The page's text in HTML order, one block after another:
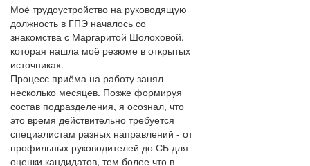
Моё трудоустройство на руководящую
должность в ГПЭ началось со
знакомства с Маргаритой Шолоховой,
которая нашла моё резюме в открытых
источниках.
Процесс приёма на работу занял
несколько месяцев. Позже формируя
состав подразделения, я осознал, что
это время действительно требуется
специалистам разных направлений - от
профильных руководителей до СБ для
оценки кандидатов, тем более что в